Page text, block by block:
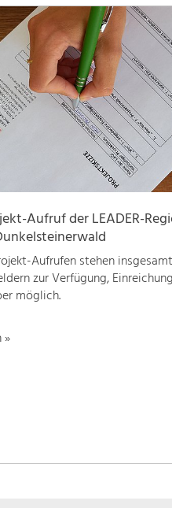
Aufruf der LEADER-
Aufrufen stehen
zur Verfügung,
möglich.